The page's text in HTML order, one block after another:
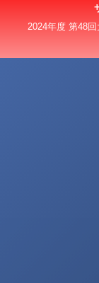
2024年度 第48